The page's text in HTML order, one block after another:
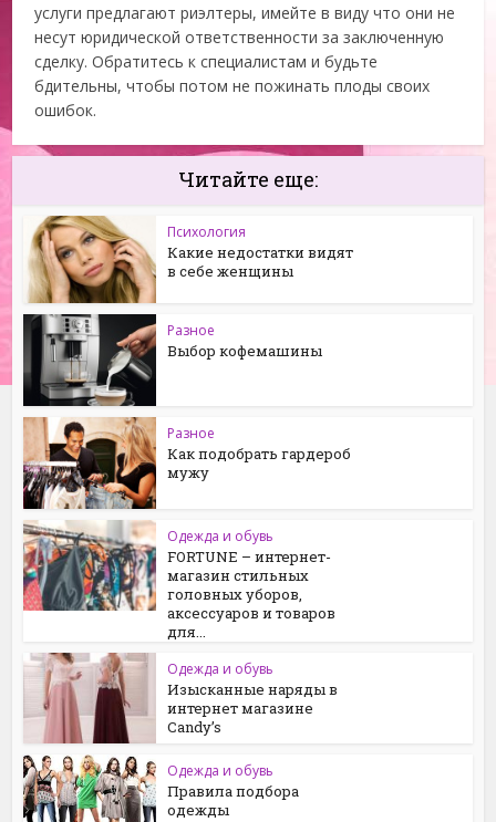
услуги предлагают риэлтеры, имейте в виду что они не
несут юридической ответственности за заключенную
сделку. Обратитесь к специалистам и будьте
бдительны, чтобы потом не пожинать плоды своих
ошибок.
Читайте еще:
Психология
Какие недостатки видят
в себе женщины
Разное
Выбор кофемашины
Разное
Как подобрать гардероб
мужу
Одежда и обувь
FORTUNE – интернет-
магазин стильных
головных уборов,
аксессуаров и товаров
для...
Одежда и обувь
Изысканные наряды в
интернет магазине
Candy’s
Одежда и обувь
Правила подбора
одежды